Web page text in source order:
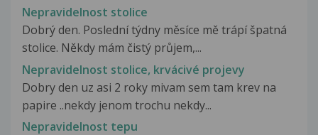
Nepravidelnost stolice
Dobrý den. Poslední týdny měsíce mě trápí špatná
stolice. Někdy mám čistý průjem,...
Nepravidelnost stolice, krvácivé projevy
Dobry den uz asi 2 roky mivam sem tam krev na
papire ..nekdy jenom trochu nekdy...
Nepravidelnost tepu